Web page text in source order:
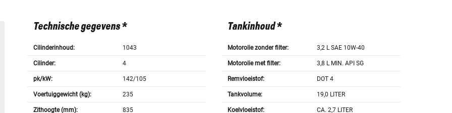
Technische gegevens *
Cilinderinhoud: 1043
Cilinder: 4
pk/kW: 142/105
Voertuiggewicht (kg): 235
Zithoogte (mm): 835
Tankinhoud *
Motorolie zonder filter: 3,2 L SAE 10W-40
Motorolie met filter: 3,8 L MIN. API SG
Remvloeistof: DOT 4
Tankvolume: 19,0 LITER
Koelvloeistof: CA. 2,7 LITER